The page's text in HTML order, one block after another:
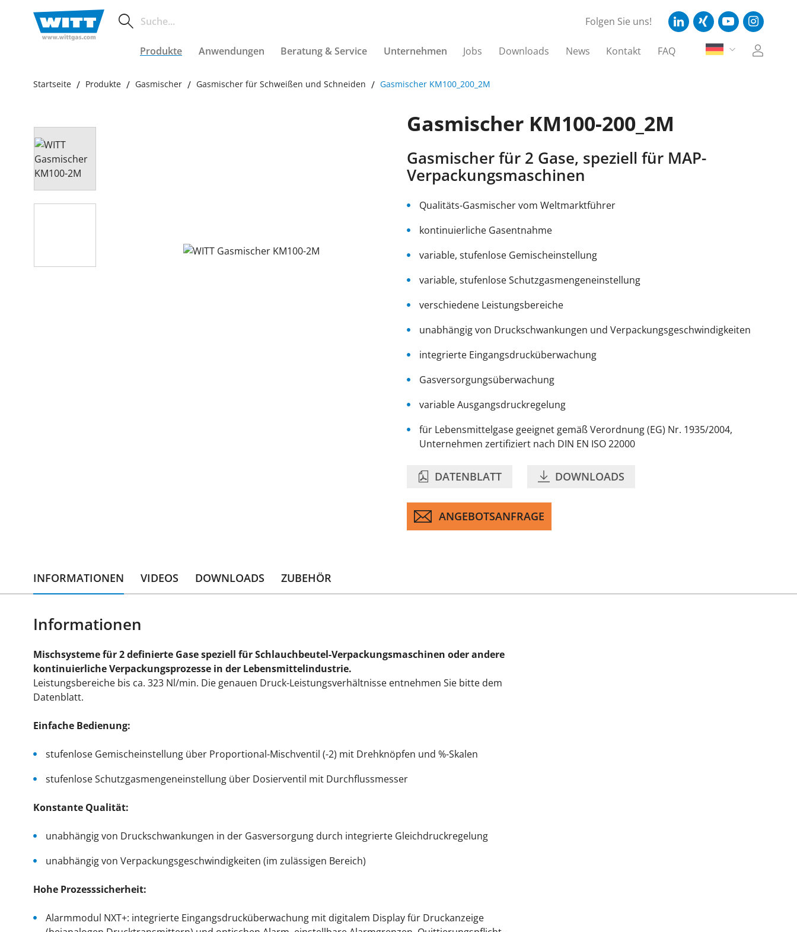
Folgen Sie uns!
Produkte Anwendungen Beratung & Service Unternehmen Jobs Downloads News Kontakt FAQ
Startseite Produkte Gasmischer Gasmischer für Schweißen und Schneiden Gasmischer KM100_200_2M
Gasmischer KM100-200_2M
Gasmischer für 2 Gase, speziell für MAP-
Verpackungsmaschinen
Qualitäts-Gasmischer vom Weltmarktführer
kontinuierliche Gasentnahme
variable, stufenlose Gemischeinstellung
variable, stufenlose Schutzgasmengeneinstellung
verschiedene Leistungsbereiche
unabhängig von Druckschwankungen und Verpackungsgeschwindigkeiten
integrierte Eingangsdrucküberwachung
Gasversorgungsüberwachung
variable Ausgangsdruckregelung
für Lebensmittelgase geeignet gemäß Verordnung (EG) Nr. 1935/2004,
Unternehmen zertifiziert nach DIN EN ISO 22000
DATENBLATT DOWNLOADS
ANGEBOTSANFRAGE
INFORMATIONEN VIDEOS DOWNLOADS ZUBEHÖR
Informationen
Mischsysteme für 2 definierte Gase speziell für Schlauchbeutel-Verpackungsmaschinen oder andere
kontinuierliche Verpackungsprozesse in der Lebensmittelindustrie.
Leistungsbereiche bis ca. 323 Nl/min. Die genauen Druck-Leistungsverhältnisse entnehmen Sie bitte dem
Datenblatt.
Einfache Bedienung:
stufenlose Gemischeinstellung über Proportional-Mischventil (-2) mit Drehknöpfen und %-Skalen
stufenlose Schutzgasmengeneinstellung über Dosierventil mit Durchflussmesser
Konstante Qualität:
unabhängig von Druckschwankungen in der Gasversorgung durch integrierte Gleichdruckregelung
unabhängig von Verpackungsgeschwindigkeiten (im zulässigen Bereich)
Hohe Prozesssicherheit:
Alarmmodul NXT+: integrierte Eingangsdrucküberwachung mit digitalem Display für Druckanzeige